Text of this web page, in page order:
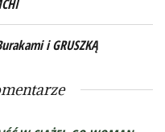
i GRUSZKĄ